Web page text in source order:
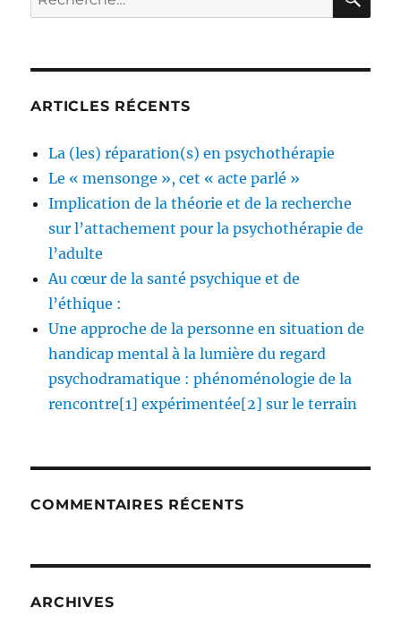
pour :
ARTICLES RÉCENTS
La (les) réparation(s) en psychothérapie
Le « mensonge », cet « acte parlé »
Implication de la théorie et de la recherche
sur l’attachement pour la psychothérapie de
l’adulte
Au cœur de la santé psychique et de
l’éthique :
Une approche de la personne en situation de
handicap mental à la lumière du regard
psychodramatique : phénoménologie de la
rencontre[1] expérimentée[2] sur le terrain
COMMENTAIRES RÉCENTS
ARCHIVES